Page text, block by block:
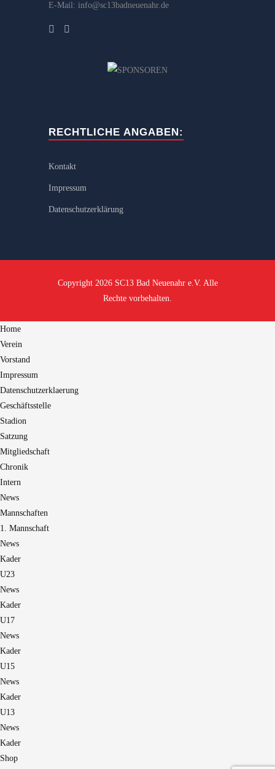
E-Mail: info@sc13badneuenahr.de
RECHTLICHE ANGABEN:
Kontakt
Impressum
Datenschutzerklärung
Copyright 2026 SC13 Bad Neuenahr e.V. Alle
Rechte vorbehalten.
Home
Verein
Vorstand
Impressum
Datenschutzerklaerung
Geschäftsstelle
Stadion
Satzung
Mitgliedschaft
Chronik
Intern
News
Mannschaften
1. Mannschaft
News
Kader
U23
News
Kader
U17
News
Kader
U15
News
Kader
U13
News
Kader
Shop